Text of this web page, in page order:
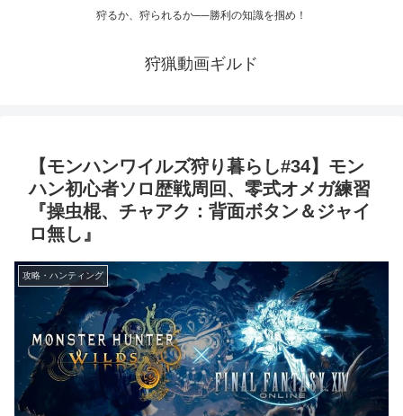
狩るか、狩られるか──勝利の知識を掴め！
狩猟動画ギルド
【モンハンワイルズ狩り暮らし#34】モン
ハン初心者ソロ歴戦周回、零式オメガ練習
『操虫棍、チャアク：背面ボタン＆ジャイ
ロ無し』
攻略・ハンティング